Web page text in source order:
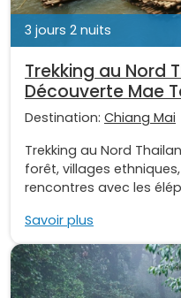
3 jours 2 nuits
Trekking au Nord
Découverte Mae
Destination: Chiang Mai
Trekking au Nord
forêt, villages
rencontres avec les
Savoir plus